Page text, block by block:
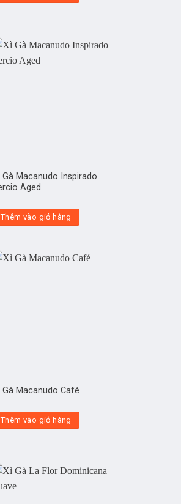
Gà Macanudo Inspirado
Aged
Thêm vào giỏ hàng
Gà Macanudo Café
Thêm vào giỏ hàng